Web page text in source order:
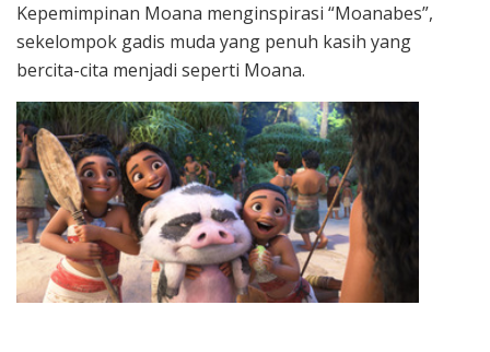
Kepemimpinan Moana menginspirasi “Moanabes”,
sekelompok gadis muda yang penuh kasih yang
bercita-cita menjadi seperti Moana.